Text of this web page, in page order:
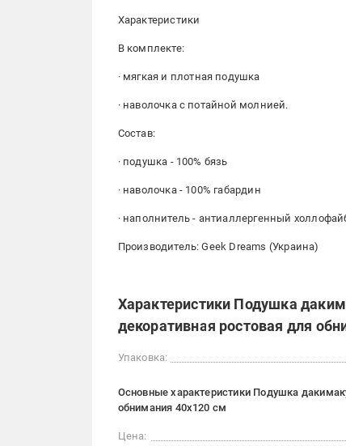
Характеристики
В комплекте:
· мягкая и плотная подушка
· наволочка с потайной молнией.
Состав:
· подушка - 100% бязь
· наволочка - 100% габардин
· наполнитель - антиаллергенный
Производитель: Geek Dreams (Украина)
Характеристики Подушка
декоративная ростовая для
Упаковка:
Основные характеристики Подушка
обнимания 40x120 см
Цена: